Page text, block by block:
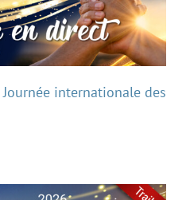
Journée internationale des